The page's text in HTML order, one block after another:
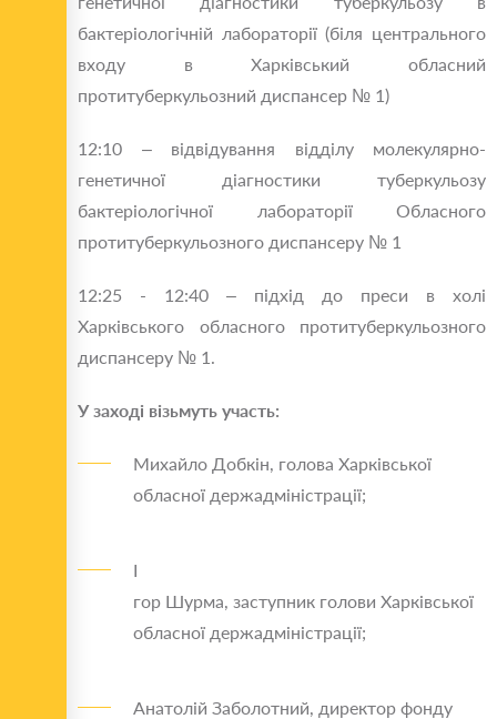
бактеріологічній лабораторії (біля центрального
входу в Харківський обласний
протитуберкульозний диспансер № 1)
12:10 – відвідування відділу молекулярно-
генетичної діагностики туберкульозу
бактеріологічної лабораторії Обласного
протитуберкульозного диспансеру № 1
12:25 - 12:40 – підхід до преси в холі
Харківського обласного протитуберкульозного
диспансеру № 1.
У заході візьмуть участь:
Михайло Добкін, голова Харківської
обласної держадміністрації;
І
гор Шурма, заступник голови Харківської
обласної держадміністрації;
Анатолій Заболотний, директор фонду